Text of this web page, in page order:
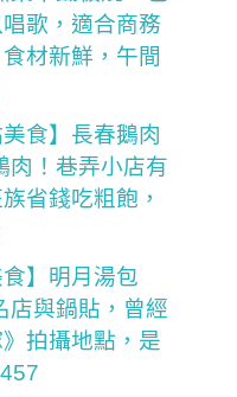
歌，適合商務
材新鮮，午間
美食】長春鵝肉
肉！巷弄小店有
省錢吃粗飽，
食】明月湯包
店與鍋貼，曾經
拍攝地點，是